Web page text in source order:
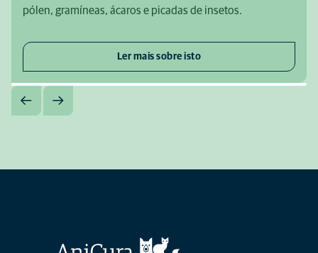
pólen, gramíneas, ácaros e picadas de insetos.
Ler mais sobre isto